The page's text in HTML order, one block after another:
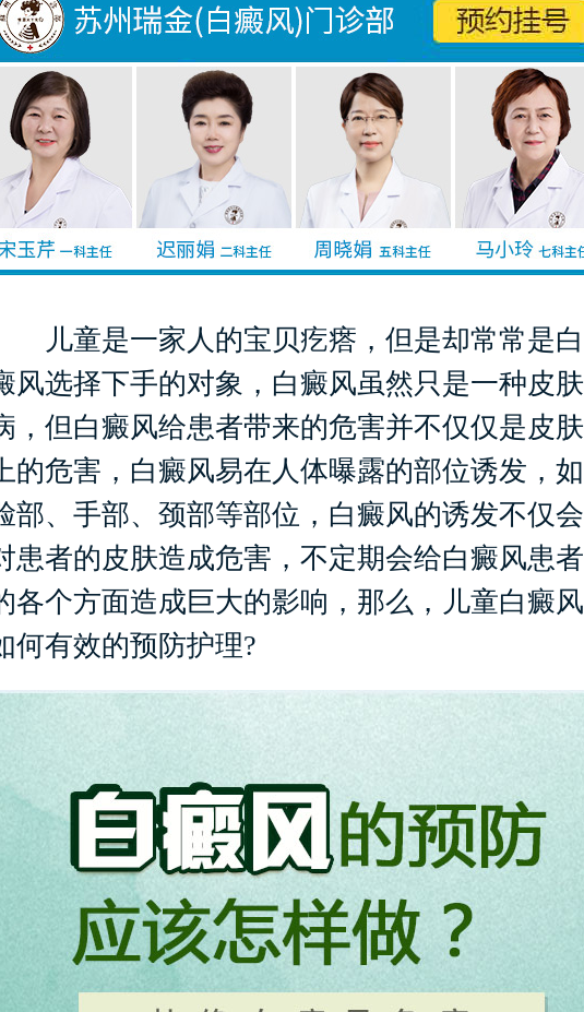
儿童是一家人的宝贝疙瘩，但是却常常是白
风选择下手的对象，白癜风虽然只是一种皮肤
，但白癜风给患者带来的危害并不仅仅是皮肤
的危害，白癜风易在人体曝露的部位诱发，如
部、手部、颈部等部位，白癜风的诱发不仅会
患者的皮肤造成危害，不定期会给白癜风患者
各个方面造成巨大的影响，那么，儿童白癜风
何有效的预防护理?